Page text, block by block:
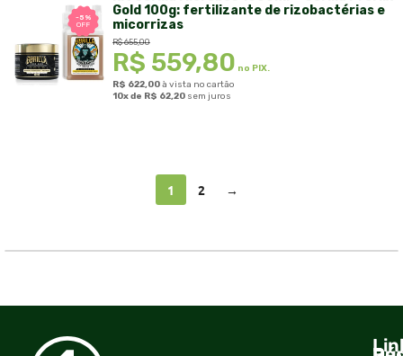
-5%
OFF
Gold 100g: fertilizante de rizobactérias e
micorrizas
R$655,00
R$ 559,80 no PIX.
R$ 622,00à vista no cartão
10x de R$ 62,20 sem juros
1 2 →